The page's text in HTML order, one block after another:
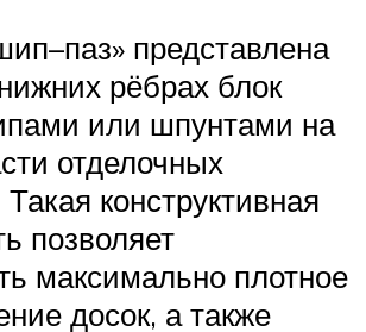
представлена
рёбрах блок
или шпунтами на
отделочных
конструктивная
позволяет
максимально плотное
досок, а также